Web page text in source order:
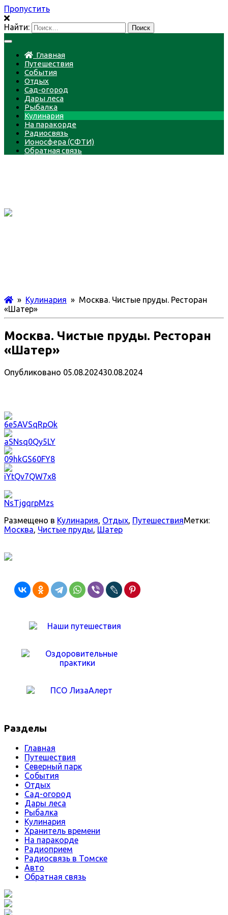
Пропустить
Найти:
Главная
Путешествия
События
Отдых
Сад-огород
Дары леса
Рыбалка
Кулинария
На паракорде
Радиосвязь
Ионосфера (СФТИ)
Обратная связь
» Кулинария » Москва. Чистые пруды. Ресторан
«Шатер»
Москва. Чистые пруды. Ресторан
«Шатер»
Опубликовано 05.08.202430.08.2024
Размещено в Кулинария, Отдых, ПутешествияМетки:
Москва, Чистые пруды, Шатер
Разделы
Главная
Путешествия
Северный парк
События
Отдых
Сад-огород
Дары леса
Рыбалка
Кулинария
Хранитель времени
На паракорде
Радиоприем
Радиосвязь в Томске
Авто
Обратная связь